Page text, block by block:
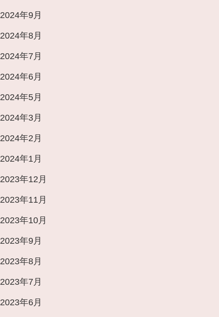
2024年9月
2024年8月
2024年7月
2024年6月
2024年5月
2024年3月
2024年2月
2024年1月
2023年12月
2023年11月
2023年10月
2023年9月
2023年8月
2023年7月
2023年6月